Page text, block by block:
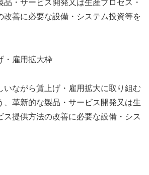
ービス開発又は生産プロセス・
改善に必要な設備・システム投資等を
雇用拡大枠
ら賃上げ・雇用拡大に取り組む
革新的な製品・サービス開発又は生
ス提供方法の改善に必要な設備・シス